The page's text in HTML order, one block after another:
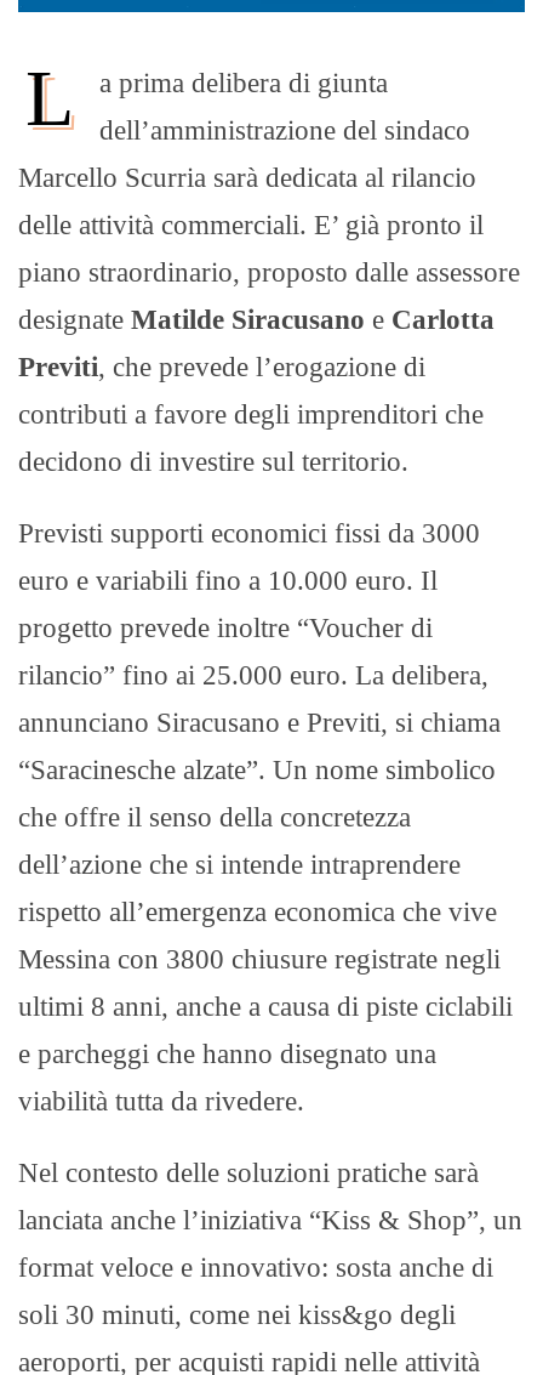
L
a prima delibera di giunta
dell’amministrazione del sindaco
Marcello Scurria sarà dedicata al rilancio
delle attività commerciali. E’ già pronto il
piano straordinario, proposto dalle assessore
designate Matilde Siracusano e Carlotta
Previti, che prevede l’erogazione di
contributi a favore degli imprenditori che
decidono di investire sul territorio.
Previsti supporti economici fissi da 3000
euro e variabili fino a 10.000 euro. Il
progetto prevede inoltre “Voucher di
rilancio” fino ai 25.000 euro. La delibera,
annunciano Siracusano e Previti, si chiama
“Saracinesche alzate”. Un nome simbolico
che offre il senso della concretezza
dell’azione che si intende intraprendere
rispetto all’emergenza economica che vive
Messina con 3800 chiusure registrate negli
ultimi 8 anni, anche a causa di piste ciclabili
e parcheggi che hanno disegnato una
viabilità tutta da rivedere.
Nel contesto delle soluzioni pratiche sarà
lanciata anche l’iniziativa “Kiss & Shop”, un
format veloce e innovativo: sosta anche di
soli 30 minuti, come nei kiss&go degli
aeroporti, per acquisti rapidi nelle attività